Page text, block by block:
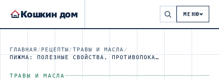
Кошкин дом МЕНЮ
ГЛАВНАЯ / РЕЦЕПТЫ /ТРАВЫ И МАСЛА /
ПИЖМА: ПОЛЕЗНЫЕ СВОЙСТВА, ПРОТИВОПОКАЗАНИЯ, ОТВАРЫ
ТРАВЫ И МАСЛА